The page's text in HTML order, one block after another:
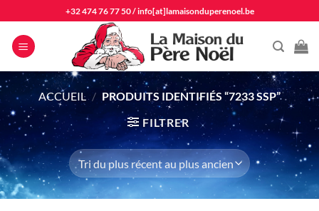
au
contenu
+32 474 76 77 50/info[at]lamaisonduperenoel.be
ACCUEIL / PRODUITS IDENTIFIÉS “7233 SSP”
FILTRER